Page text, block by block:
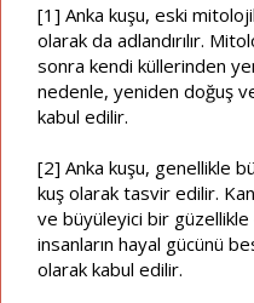
[1] Anka kuşu, eski
olarak da adlandırılır.
sonra kendi küllerinden
nedenle, yeniden doğuş
kabul edilir.
[2] Anka kuşu, genellikle
kuş olarak tasvir edilir.
ve büyüleyici bir güzellikle
insanların hayal gücünü
olarak kabul edilir.